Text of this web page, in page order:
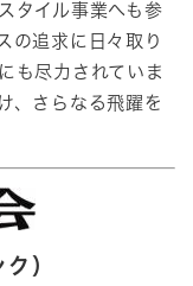
タイル事業へも参
の追求に日々取り
も尽力されていま
、さらなる飛躍を
）